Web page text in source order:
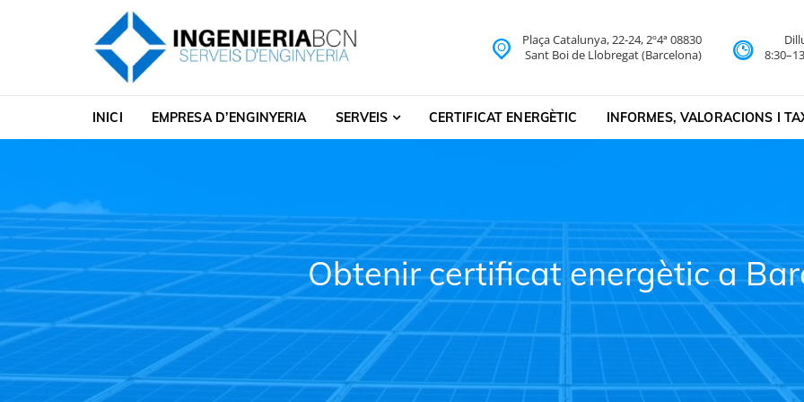
Enginyeria a Barcelona
INICI EMPRESA D’ENGINYERIA SERVEIS CERTIFICAT ENERGÈTIC INFORMES, VALORACIONS I
Plaça Catalunya, 22-24, 2º4ª 08830
Sant Boi de Llobregat (Barcelona)
Obtenir certificat energètic a